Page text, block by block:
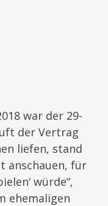
war der 29-
der Vertrag
liefen, stand
anschauen, für
würde“,
ehemaligen